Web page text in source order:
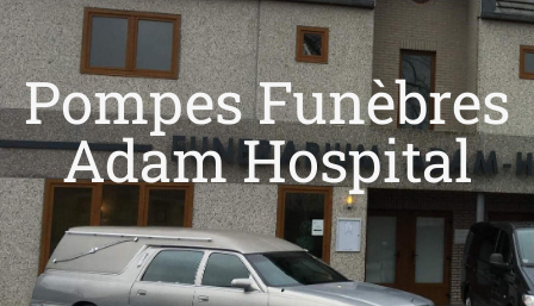
Pompes Funèbres
Adam Hospital